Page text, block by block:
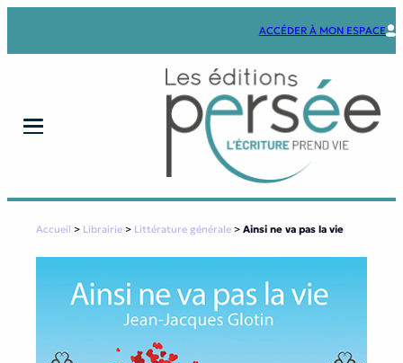
ACCÉDER À MON ESPACE
Accueil > Librairie > Littérature générale > Ainsi ne va pas la vie